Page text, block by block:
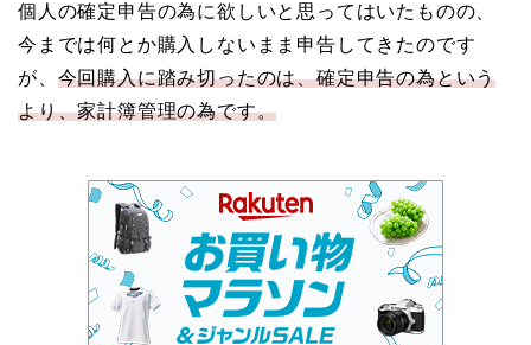
個人の確定申告の為に欲しいと思ってはいたものの、
今までは何とか購入しないまま申告してきたのです
が、 今回購入に踏み切ったのは、確定申告の為という
より、家計簿管理の為です。